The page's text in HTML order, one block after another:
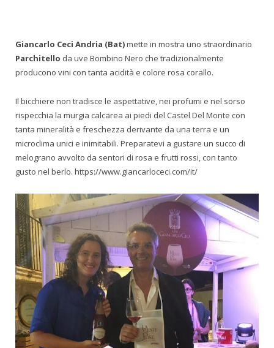
Giancarlo Ceci Andria (Bat)mette in mostra uno straordinario
Parchitello da uve Bombino Nero che tradizionalmente
producono vini con tanta acidità e colore rosa corallo.
Il bicchiere non tradisce le aspettative, nei profumi e nel sorso
rispecchia la murgia calcarea ai piedi del Castel Del Monte con
tanta mineralità e freschezza derivante da una terra e un
microclima unici e inimitabili. Preparatevi a gustare un succo di
melograno avvolto da sentori di rosa e frutti rossi, con tanto
gusto nel berlo. https://www.giancarloceci.com/it/